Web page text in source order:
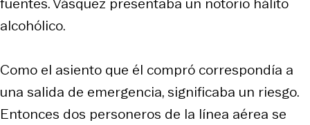
alcohólico.
Como el asiento que él compró correspondía a
una salida de emergencia, significaba un riesgo.
Entonces dos personeros de la línea aérea se